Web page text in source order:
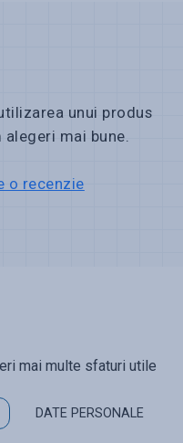
unui produs
mai bune.
o recenzie
mai multe sfaturi utile
DATE PERSONALE